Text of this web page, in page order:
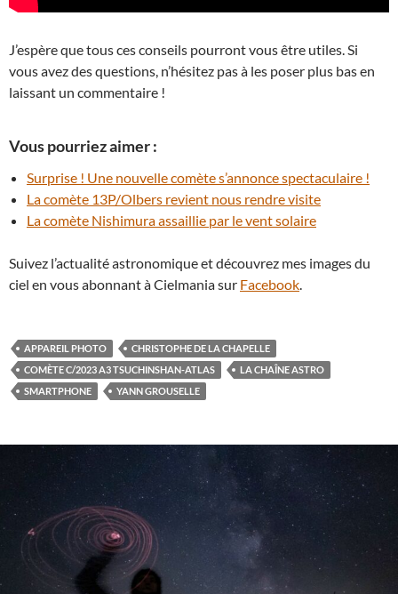
J’espère que tous ces conseils pourront vous être utiles. Si
vous avez des questions, n’hésitez pas à les poser plus bas en
laissant un commentaire !
Vous pourriez aimer :
Surprise ! Une nouvelle comète s’annonce spectaculaire !
La comète 13P/Olbers revient nous rendre visite
La comète Nishimura assaillie par le vent solaire
Suivez l’actualité astronomique et découvrez mes images du
ciel en vous abonnant à Cielmania sur Facebook.
APPAREIL PHOTO
CHRISTOPHE DE LA CHAPELLE
COMÈTE C/2023 A3 TSUCHINSHAN-ATLAS
LA CHAÎNE ASTRO
SMARTPHONE
YANN GROUSELLE